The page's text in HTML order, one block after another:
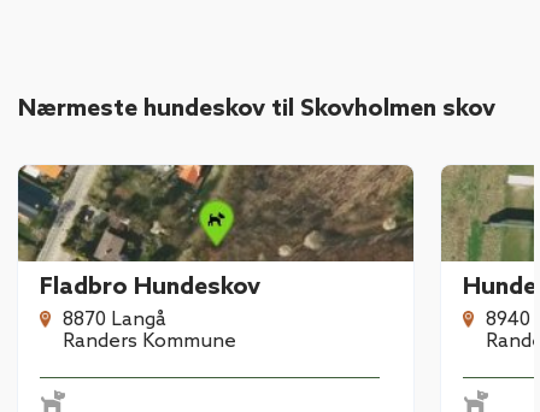
Nærmeste hundeskov til Skovholmen skov
Fladbro Hundeskov
8870 Langå
Randers Kommune
8940